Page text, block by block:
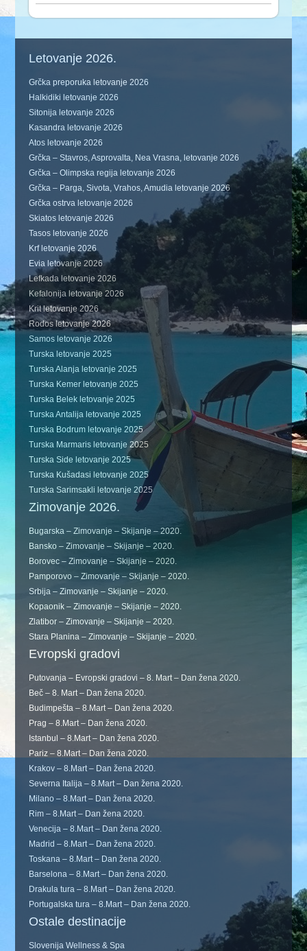
Letovanje 2026.
Grčka preporuka letovanje 2026
Halkidiki letovanje 2026
Sitonija letovanje 2026
Kasandra letovanje 2026
Atos letovanje 2026
Grčka – Stavros, Asprovalta, Nea Vrasna, letovanje 2026
Grčka – Olimpska regija letovanje 2026
Grčka – Parga, Sivota, Vrahos, Amudia letovanje 2026
Grčka ostrva letovanje 2026
Skiatos letovanje 2026
Tasos letovanje 2026
Krf letovanje 2026
Evia letovanje 2026
Lefkada letovanje 2026
Kefalonija letovanje 2026
Krit letovanje 2026
Rodos letovanje 2026
Samos letovanje 2026
Turska letovanje 2025
Turska Alanja letovanje 2025
Turska Kemer letovanje 2025
Turska Belek letovanje 2025
Turska Antalija letovanje 2025
Turska Bodrum letovanje 2025
Turska Marmaris letovanje 2025
Turska Side letovanje 2025
Turska Kušadasi letovanje 2025
Turska Sarimsakli letovanje 2025
Zimovanje 2026.
Bugarska – Zimovanje – Skijanje – 2020.
Bansko – Zimovanje – Skijanje – 2020.
Borovec – Zimovanje – Skijanje – 2020.
Pamporovo – Zimovanje – Skijanje – 2020.
Srbija – Zimovanje – Skijanje – 2020.
Kopaonik – Zimovanje – Skijanje – 2020.
Zlatibor – Zimovanje – Skijanje – 2020.
Stara Planina – Zimovanje – Skijanje – 2020.
Evropski gradovi
Putovanja – Evropski gradovi – 8. Mart – Dan žena 2020.
Beč – 8. Mart – Dan žena 2020.
Budimpešta – 8.Mart – Dan žena 2020.
Prag – 8.Mart – Dan žena 2020.
Istanbul – 8.Mart – Dan žena 2020.
Pariz – 8.Mart – Dan žena 2020.
Krakov – 8.Mart – Dan žena 2020.
Severna Italija – 8.Mart – Dan žena 2020.
Milano – 8.Mart – Dan žena 2020.
Rim – 8.Mart – Dan žena 2020.
Venecija – 8.Mart – Dan žena 2020.
Madrid – 8.Mart – Dan žena 2020.
Toskana – 8.Mart – Dan žena 2020.
Barselona – 8.Mart – Dan žena 2020.
Drakula tura – 8.Mart – Dan žena 2020.
Portugalska tura – 8.Mart – Dan žena 2020.
Ostale destinacije
Slovenija Wellness & Spa